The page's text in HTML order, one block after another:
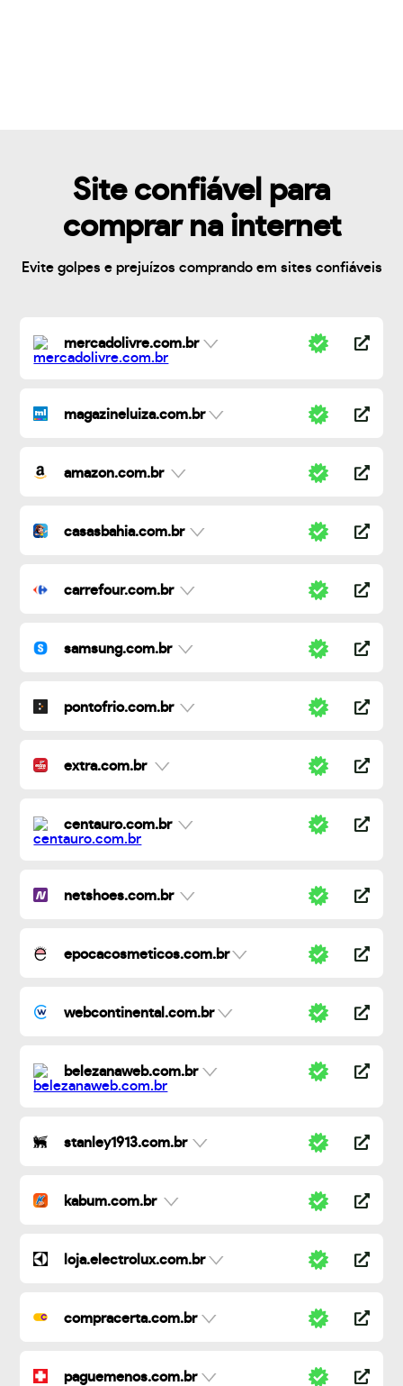
Site confiável para
comprar na internet
Evite golpes e prejuízos comprando em sites confiáveis
mercadolivre.com.br
magazineluiza.com.br
amazon.com.br
casasbahia.com.br
carrefour.com.br
samsung.com.br
pontofrio.com.br
extra.com.br
centauro.com.br
netshoes.com.br
epocacosmeticos.com.br
webcontinental.com.br
belezanaweb.com.br
stanley1913.com.br
kabum.com.br
loja.electrolux.com.br
compracerta.com.br
paguemenos.com.br